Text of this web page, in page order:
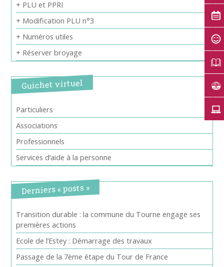
+ PLU et PPRI
+ Modification PLU n°3
+ Numéros utiles
+ Réserver broyage
Guichet virtuel
Particuliers
Associations
Professionnels
Services d’aide à la personne
Derniers « posts »
Transition durable : la commune du Tourne engage ses
premières actions
Ecole de l’Estey : Démarrage des travaux
Passage de la 7ème étape du Tour de France